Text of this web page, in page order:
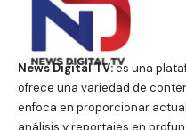
News Digital TV:es una
ofrece una variedad de
enfoca en proporcionar
análisis y reportajes en